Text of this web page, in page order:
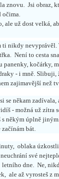
znovu.
Jsi obraz,
ale už dost velká,
ti nikdy nevyprávěl.
Není to cesta
panenky, kočárky,
- i mně. Slibuji,
zajimavější než
se někam zadívala,
- možná už zítra
s někým úplně
začínám bát.
oblaka
své
dne. Ne,
ale až vyrosteš z